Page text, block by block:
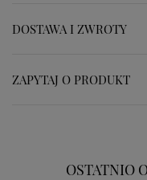
DOSTAWA I ZWROTY
ZAPYTAJ O PRODUKT
OSTATNIO